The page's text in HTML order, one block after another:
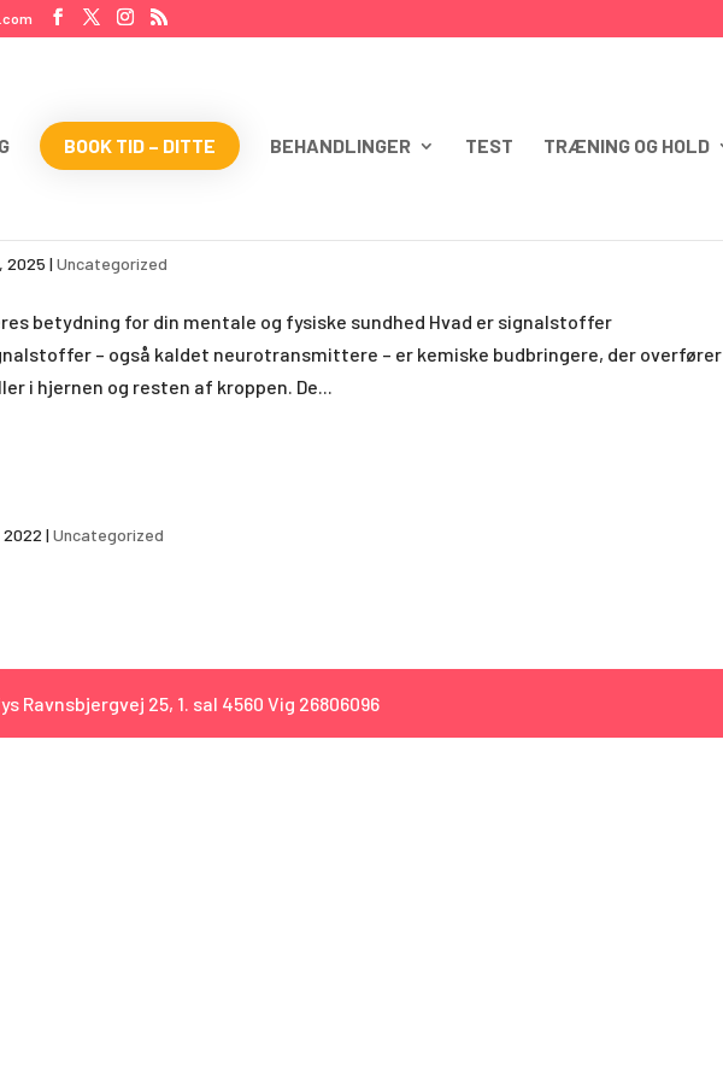
BOOK TID – DITTE BEHANDLINGER TEST TRÆNING OG HOLD
2025 |Uncategorized
betydning for din mentale og fysiske sundhed Hvad er signalstoffer
– også kaldet neurotransmittere – er kemiske budbringere, der overfører
i hjernen og resten af kroppen. De...
2022 |Uncategorized
Ravnsbjergvej 25, 1. sal 4560 Vig 26806096